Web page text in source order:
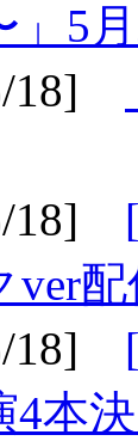
」5
18]
18]
ver
18]
4本